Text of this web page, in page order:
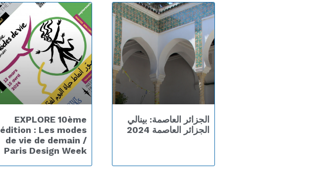
الجزائر العاصمة: بينالي
الجزائر العاصمة 2024
EXPLORE 10ème
édition : Les modes
de vie de demain /
Paris Design Week